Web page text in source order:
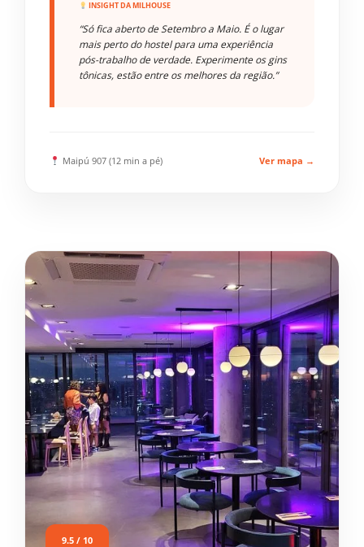
INSIGHT DA MILHOUSE
“Só fica aberto de Setembro a Maio. É o lugar
mais perto do hostel para uma experiência
pós-trabalho de verdade. Experimente os gins
tônicas, estão entre os melhores da região.”
Maipú 907 (12 min a pé) Ver mapa →
9.5 / 10